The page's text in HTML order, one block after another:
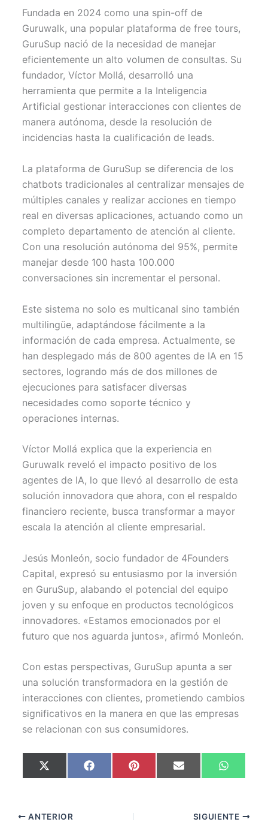
Fundada en 2024 como una spin-off de
Guruwalk, una popular plataforma de free tours,
GuruSup nació de la necesidad de manejar
eficientemente un alto volumen de consultas. Su
fundador, Víctor Mollá, desarrolló una
herramienta que permite a la Inteligencia
Artificial gestionar interacciones con clientes de
manera autónoma, desde la resolución de
incidencias hasta la cualificación de leads.
La plataforma de GuruSup se diferencia de los
chatbots tradicionales al centralizar mensajes de
múltiples canales y realizar acciones en tiempo
real en diversas aplicaciones, actuando como un
completo departamento de atención al cliente.
Con una resolución autónoma del 95%, permite
manejar desde 100 hasta 100.000
conversaciones sin incrementar el personal.
Este sistema no solo es multicanal sino también
multilingüe, adaptándose fácilmente a la
información de cada empresa. Actualmente, se
han desplegado más de 800 agentes de IA en 15
sectores, logrando más de dos millones de
ejecuciones para satisfacer diversas
necesidades como soporte técnico y
operaciones internas.
Víctor Mollá explica que la experiencia en
Guruwalk reveló el impacto positivo de los
agentes de IA, lo que llevó al desarrollo de esta
solución innovadora que ahora, con el respaldo
financiero reciente, busca transformar a mayor
escala la atención al cliente empresarial.
Jesús Monleón, socio fundador de 4Founders
Capital, expresó su entusiasmo por la inversión
en GuruSup, alabando el potencial del equipo
joven y su enfoque en productos tecnológicos
innovadores. «Estamos emocionados por el
futuro que nos aguarda juntos», afirmó Monleón.
Con estas perspectivas, GuruSup apunta a ser
una solución transformadora en la gestión de
interacciones con clientes, prometiendo cambios
significativos en la manera en que las empresas
se relacionan con sus consumidores.
Compartir
en
X
(
t
t
Compartir
en
F
a
Compartir
en
P
i
Compartir
en
E
m en
W
h
A
p
ANTERIOR SIGUIENTE